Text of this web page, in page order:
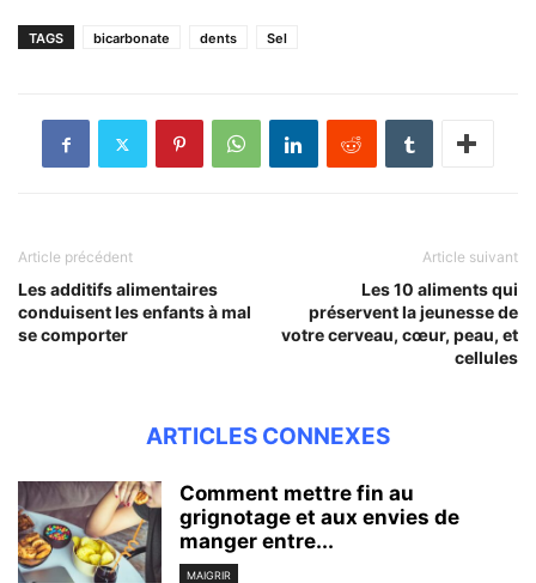
TAGS bicarbonate dents Sel
Article précédent
Les additifs alimentaires
conduisent les enfants à mal
se comporter
Article suivant
Les 10 aliments qui
préservent la jeunesse de
votre cerveau, cœur, peau, et
cellules
ARTICLES CONNEXES
Comment mettre fin au
grignotage et aux envies de
manger entre...
MAIGRIR